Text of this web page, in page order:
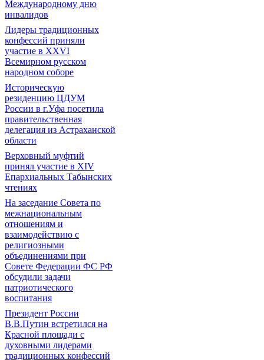
Международному дню
инвалидов
Лидеры традиционных
конфессий приняли
участие в XXVI
Всемирном русском
народном соборе
Историческую
резиденцию ЦДУМ
России в г.Уфа посетила
правительственная
делегация из Астраханской
области
Верховный муфтий
принял участие в ХIV
Епархиальных Табынских
чтениях
На заседание Совета по
межнациональным
отношениям и
взаимодействию с
религиозными
объединениями при
Совете Федерации ФС РФ
обсудили задачи
патриотического
воспитания
Президент России
В.В.Путин встретился на
Красной площади с
духовными лидерами
традиционных конфессий